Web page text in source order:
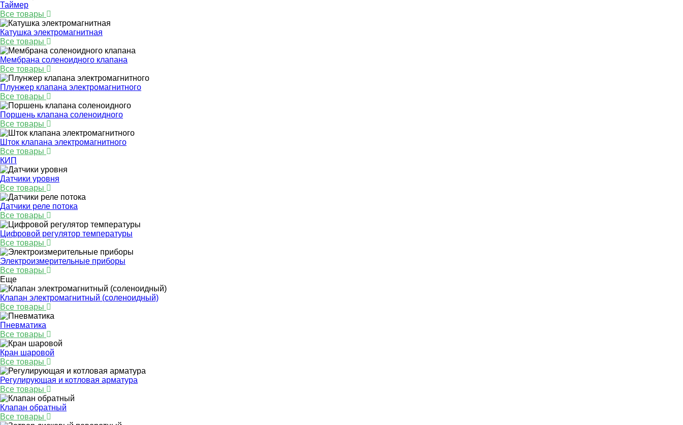
Таймер
Все товары
Катушка электромагнитная
Все товары
Мембрана соленоидного клапана
Все товары
Плунжер клапана электромагнитного
Все товары
Поршень клапана соленоидного
Все товары
Шток клапана электромагнитного
Все товары
КИП
Датчики уровня
Все товары
Датчики реле потока
Все товары
Цифровой регулятор температуры
Все товары
Электроизмерительные приборы
Все товары
Еще
Клапан электромагнитный (соленоидный)
Все товары
Пневматика
Все товары
Кран шаровой
Все товары
Регулирующая и котловая арматура
Все товары
Клапан обратный
Все товары